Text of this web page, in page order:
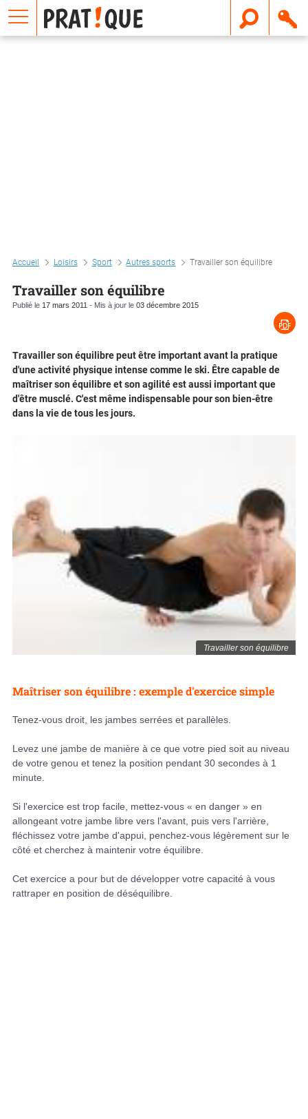
Accueil Loisirs Sport Autres sports Travailler son équilibre
Travailler son équilibre
Publié le 17 mars 2011 - Mis à jour le 03 décembre 2015
Travailler son équilibre
Travailler son équilibre peut être important avant la pratique
d'une activité physique intense comme le ski. Être capable de
maîtriser son équilibre et son agilité est aussi important que
d'être musclé. C'est même indispensable pour son bien-être
dans la vie de tous les jours.
Maîtriser son équilibre : exemple d'exercice simple
Tenez-vous droit, les jambes serrées et parallèles.
Levez une jambe de manière à ce que votre pied soit au niveau
de votre genou et tenez la position pendant 30 secondes à 1
minute.
Si l'exercice est trop facile, mettez-vous « en danger » en
allongeant votre jambe libre vers l'avant, puis vers l'arrière,
fléchissez votre jambe d'appui, penchez-vous légèrement sur le
côté et cherchez à maintenir votre équilibre.
Cet exercice a pour but de développer votre capacité à vous
rattraper en position de déséquilibre.
E
m
a